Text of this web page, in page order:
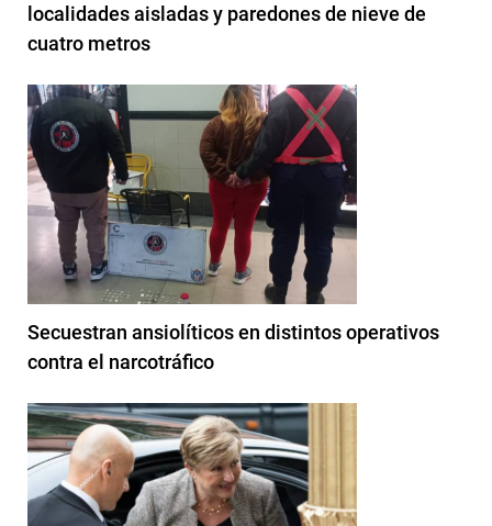
localidades aisladas y paredones de nieve de
cuatro metros
Secuestran ansiolíticos en distintos operativos
contra el narcotráfico